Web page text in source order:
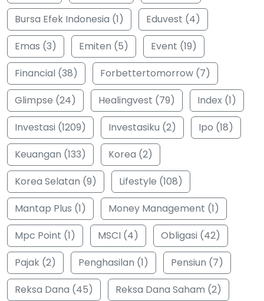
Bursa Efek Indonesia (1)
Eduvest (4)
Emas (3)
Emiten (5)
Event (19)
Financial (38)
Forbettertomorrow (7)
Glimpse (24)
Healingvest (79)
Index (1)
Investasi (1209)
Investasiku (2)
Ipo (18)
Keuangan (133)
Korea (2)
Korea Selatan (9)
Lifestyle (108)
Mantap Plus (1)
Money Management (1)
Mpc Point (1)
MSCI (4)
Obligasi (42)
Pajak (2)
Penghasilan (1)
Pensiun (7)
Reksa Dana (45)
Reksa Dana Saham (2)